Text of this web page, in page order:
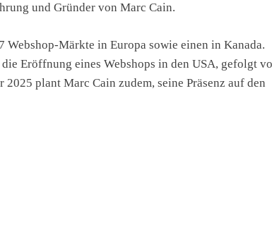
und Gründer von Marc Cain.
Märkte in Europa sowie einen in Kanada.
Eröffnung eines Webshops in den USA, gefolgt
plant Marc Cain zudem, seine Präsenz auf den